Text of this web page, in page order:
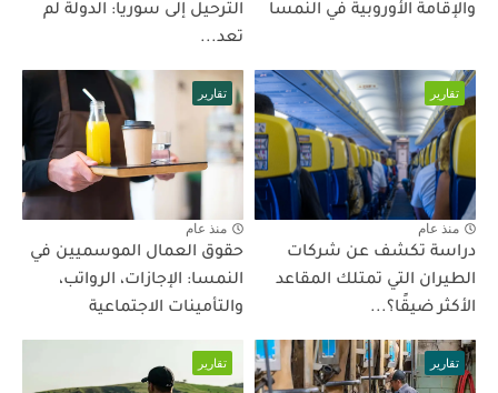
والإقامة الأوروبية في النمسا
الترحيل إلى سوريا: الدولة لم
تعد...
تقارير
منذ عام
دراسة تكشف عن شركات
الطيران التي تمتلك المقاعد
الأكثر ضيقًا؟...
تقارير
منذ عام
حقوق العمال الموسميين في
النمسا: الإجازات، الرواتب،
والتأمينات الاجتماعية
تقارير تقارير